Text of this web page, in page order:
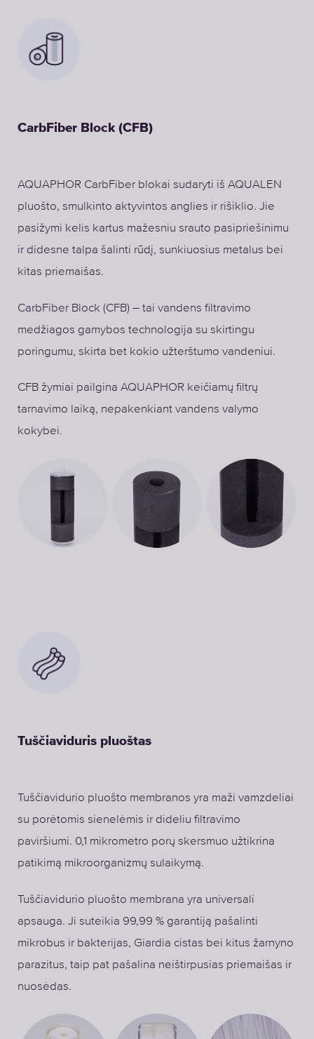
CarbFiber Block (CFB)
AQUAPHOR CarbFiber blokai sudaryti iš AQUALEN
pluošto, smulkinto aktyvintos anglies ir rišiklio. Jie
pasižymi kelis kartus mažesniu srauto pasipriešinimu
ir didesne talpa šalinti rūdį, sunkiuosius metalus bei
kitas priemaišas.
CarbFiber Block (CFB) – tai vandens filtravimo
medžiagos gamybos technologija su skirtingu
poringumu, skirta bet kokio užterštumo vandeniui.
CFB žymiai pailgina AQUAPHOR keičiamų filtrų
tarnavimo laiką, nepakenkiant vandens valymo
kokybei.
Tuščiaviduris pluoštas
Tuščiavidurio pluošto membranos yra maži vamzdeliai
su porėtomis sienelėmis ir dideliu filtravimo
paviršiumi. 0,1 mikrometro porų skersmuo užtikrina
patikimą mikroorganizmų sulaikymą.
Tuščiavidurio pluošto membrana yra universali
apsauga. Ji suteikia 99,99 % garantiją pašalinti
mikrobus ir bakterijas, Giardia cistas bei kitus žarnyno
parazitus, taip pat pašalina neištirpusias priemaišas ir
nuosėdas.